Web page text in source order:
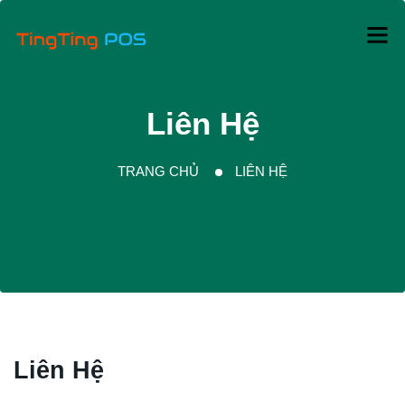
Liên Hệ
TRANG CHỦ LIÊN HỆ
Liên Hệ